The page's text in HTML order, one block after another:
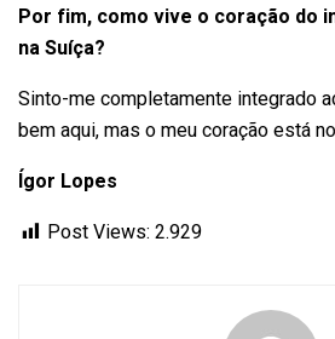
Por fim, como vive o coração do
na Suíça?
Sinto-me completamente integrado
bem aqui, mas o meu coração está
Ígor Lopes
Post Views: 2.929